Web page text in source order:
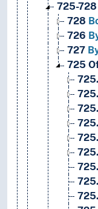
725-728
728
726
727
725